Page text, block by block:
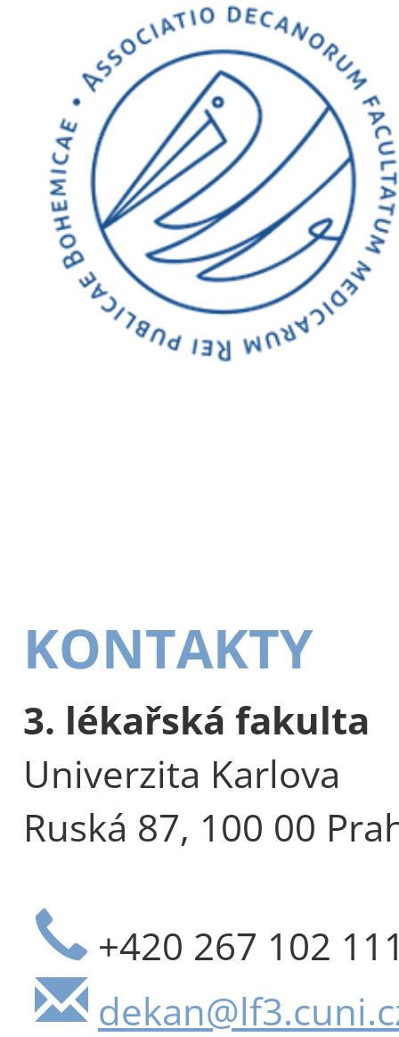
KONTAKTY
3. lékařská fakulta
Univerzita Karlova
Ruská 87, 100 00
+420 267 102